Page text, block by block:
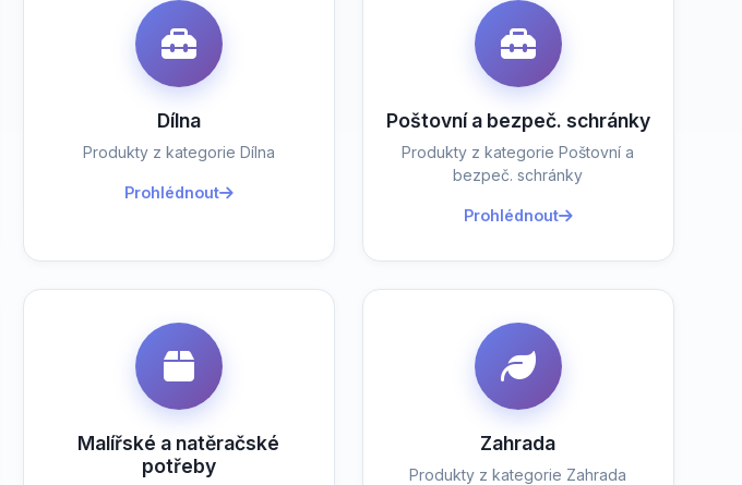
Dílna
Produkty z kategorie Dílna
Prohlédnout
Poštovní a bezpeč. schránky
Produkty z kategorie Poštovní a
bezpeč. schránky
Prohlédnout
Malířské a natěračské
potřeby
Zahrada
Produkty z kategorie Zahrada